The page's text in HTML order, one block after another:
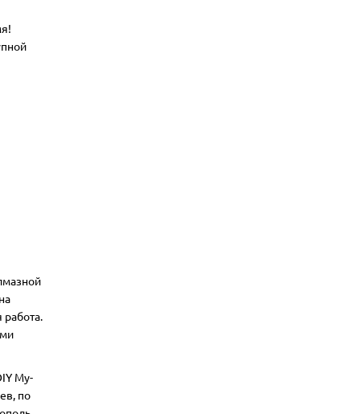
работа.
My-
по